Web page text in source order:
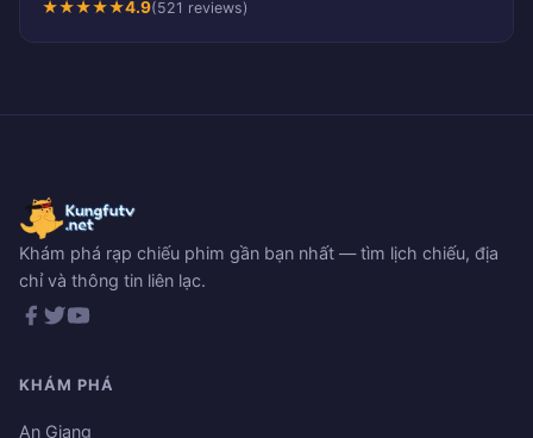
★★★★★4.9(521 reviews)
Khám phá rạp chiếu phim gần bạn nhất — tìm lịch chiếu, địa
chỉ và thông tin liên lạc.
KHÁM PHÁ
An Giang